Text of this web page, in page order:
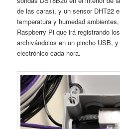
de las caras), y un sensor DHT22
temperatura y humedad
Raspberry Pi que irá registrando
archivándolos en un pincho USB,
electrónico cada hora.